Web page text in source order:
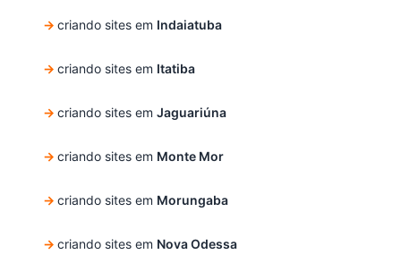
criando sites em Indaiatuba
criando sites em Itatiba
criando sites em Jaguariúna
criando sites em Monte Mor
criando sites em Morungaba
criando sites em Nova Odessa